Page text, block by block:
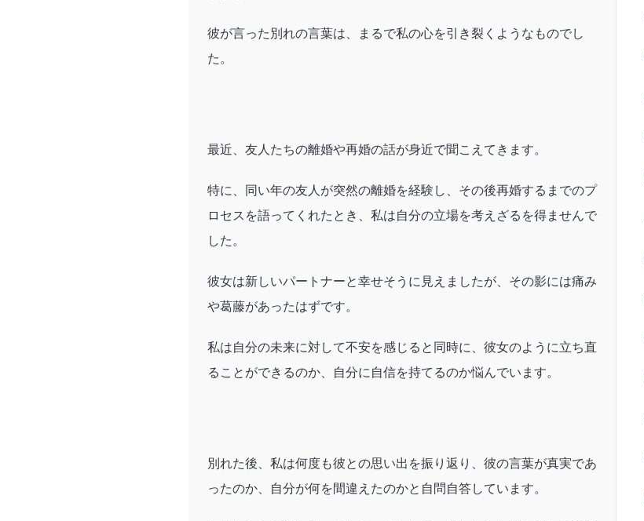
彼が言った別れの言葉は、まるで私の心を引き裂くようなものでし
た。
最近、友人たちの離婚や再婚の話が身近で聞こえてきます。
特に、同い年の友人が突然の離婚を経験し、その後再婚するまでのプ
ロセスを語ってくれたとき、私は自分の立場を考えざるを得ませんで
した。
彼女は新しいパートナーと幸せそうに見えましたが、その影には痛み
や葛藤があったはずです。
私は自分の未来に対して不安を感じると同時に、彼女のように立ち直
ることができるのか、自分に自信を持てるのか悩んでいます。
別れた後、私は何度も彼との思い出を振り返り、彼の言葉が真実であ
ったのか、自分が何を間違えたのかと自問自答しています。